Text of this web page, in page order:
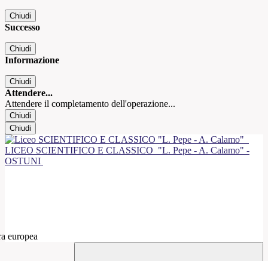
Chiudi
Successo
Chiudi
Informazione
Chiudi
Attendere...
Attendere il completamento dell'operazione...
Chiudi
Chiudi
LICEO SCIENTIFICO E CLASSICO "L. Pepe - A. Calamo" -
OSTUNI